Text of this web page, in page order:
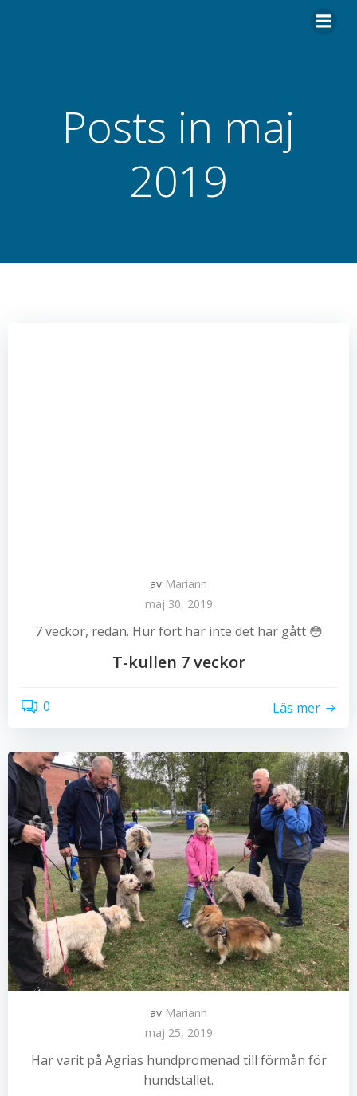
Posts in maj
2019
av Mariann
maj 30, 2019
7 veckor, redan. Hur fort har inte det här gått 😳
T-kullen 7 veckor
0 Läs mer
av Mariann
maj 25, 2019
Har varit på Agrias hundpromenad till förmån för
hundstallet.